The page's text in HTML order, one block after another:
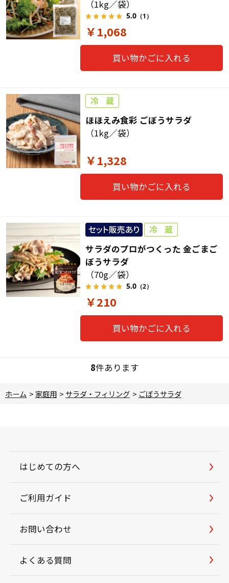
（1kg／袋）
5.0（1）
￥1,068
買い物かごに入れる
ほほえみ食彩 ごぼうサラダ
（1kg／袋）
￥1,328
買い物かごに入れる
サラダのプロがつくった 金ごまご
ぼうサラダ
（70g／袋）
5.0（2）
￥210
買い物かごに入れる
8件あります
ホーム > 家庭用 > サラダ・フィリング > ごぼうサラダ
はじめての方へ
ご利用ガイド
お問い合わせ
よくある質問